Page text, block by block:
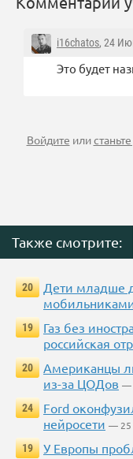
i16chatos, 24
Это будет
Войдите или
Также смотрите:
20
Дети младше
19
Газ без
российская
20
Американцы
из-за ЦОДов —
24
Ford
нейросети — 25
19
У Европы